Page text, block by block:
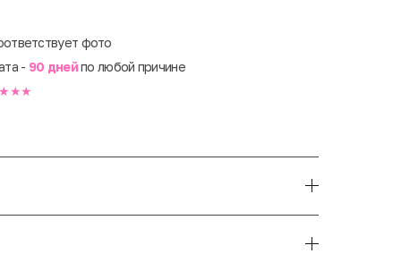
фото
- 90 днейпо любой причине